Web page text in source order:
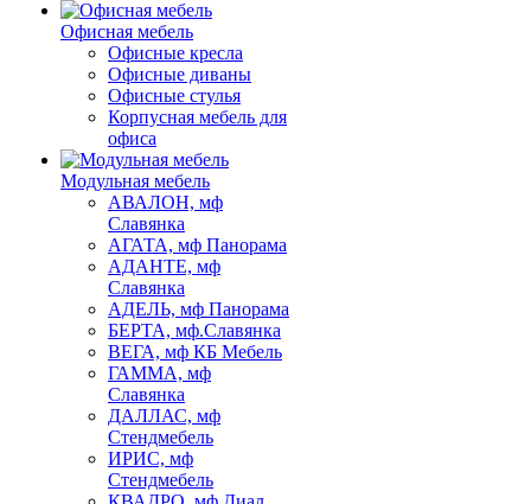
Офисная мебель
Офисные кресла
Офисные диваны
Офисные стулья
Корпусная мебель для
офиса
Модульная мебель
АВАЛОН, мф
Славянка
АГАТА, мф Панорама
АДАНТЕ, мф
Славянка
АДЕЛЬ, мф Панорама
БЕРТА, мф.Славянка
ВЕГА, мф КБ Мебель
ГАММА, мф
Славянка
ДАЛЛАС, мф
Стендмебель
ИРИС, мф
Стендмебель